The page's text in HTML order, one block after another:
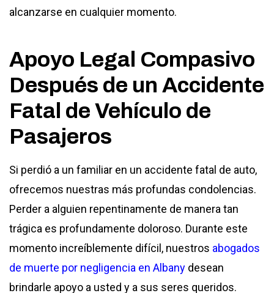
alcanzarse en cualquier momento.
Apoyo Legal Compasivo
Después de un Accidente
Fatal de Vehículo de
Pasajeros
Si perdió a un familiar en un accidente fatal de auto,
ofrecemos nuestras más profundas condolencias.
Perder a alguien repentinamente de manera tan
trágica es profundamente doloroso. Durante este
momento increíblemente difícil, nuestros abogados
de muerte por negligencia en Albany desean
brindarle apoyo a usted y a sus seres queridos.